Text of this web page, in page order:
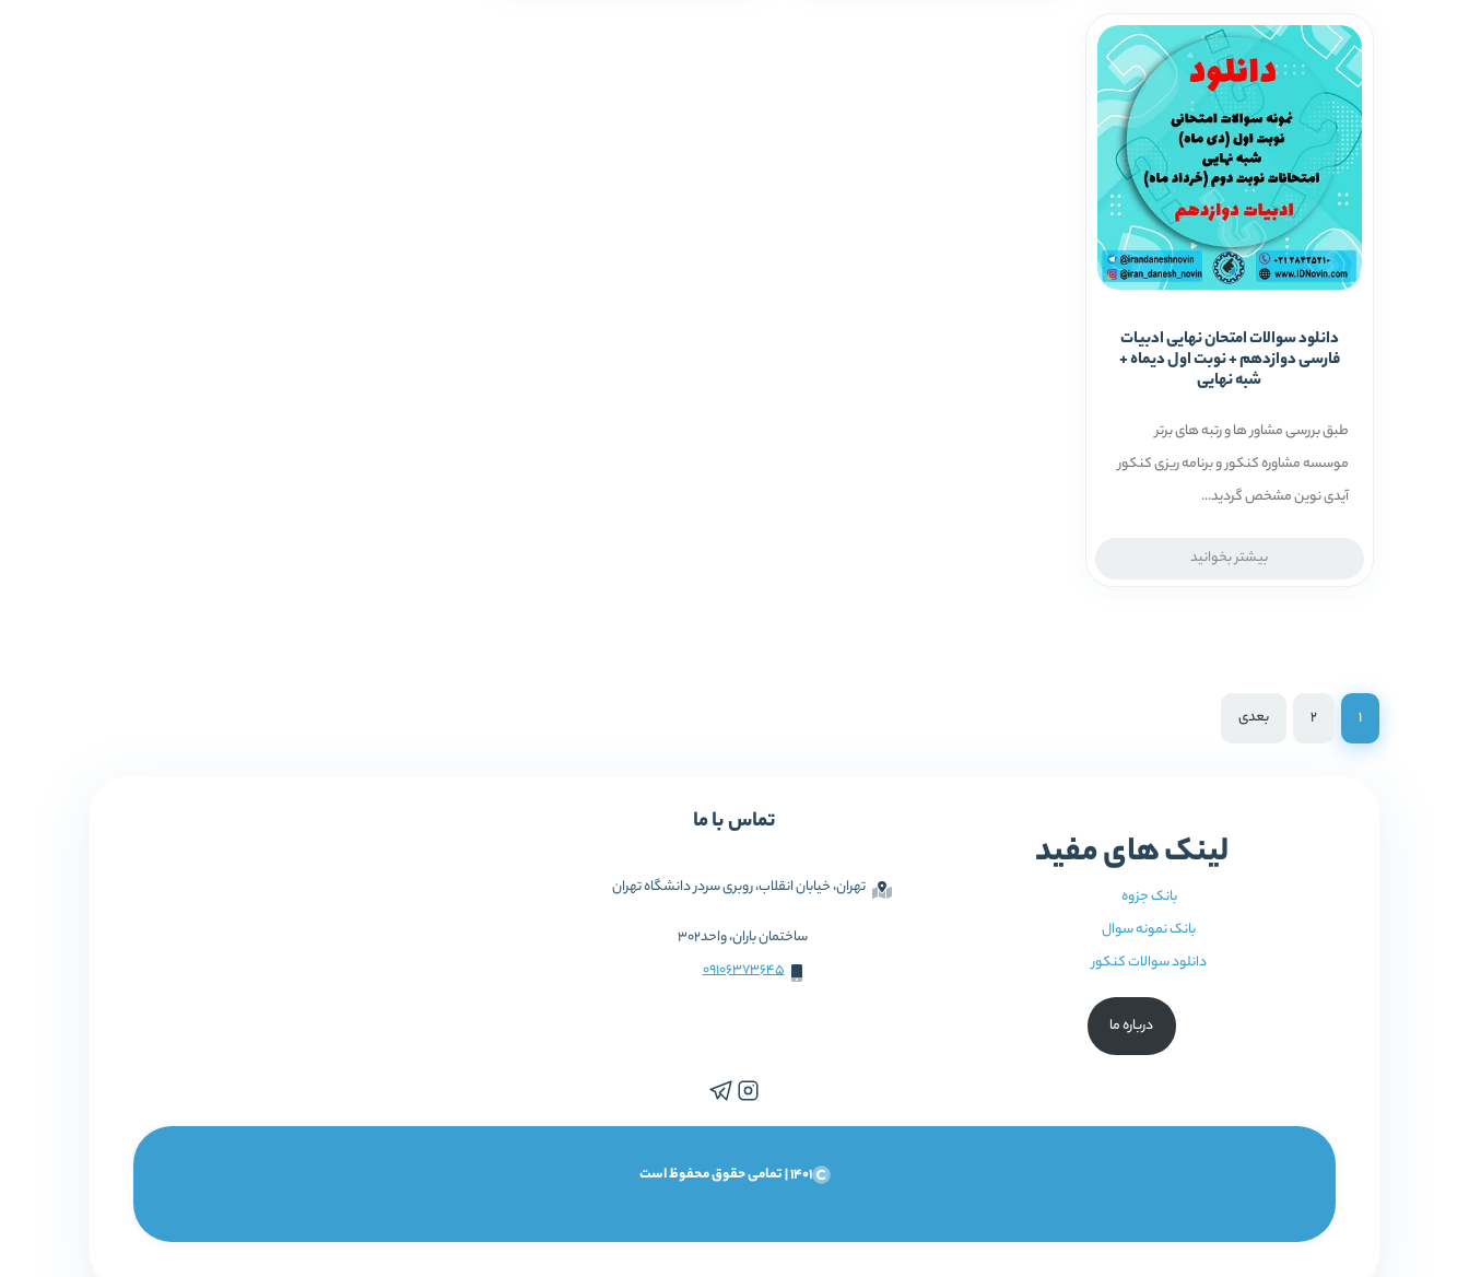
دانلود سوالات امتحان نهایی ادبیات
فارسی دوازدهم + نوبت اول دیماه +
شبه نهایی
طبق بررسی مشاور ها و رتبه ­های برتر
موسسه مشاوره کنکور و برنامه ریزی کنکور
آیدی نوین مشخص گردید...
بیشتر بخوانید
1
2 بعدی
لینک های مفید
بانک جزوه
بانک نمونه سوال
دانلود سوالات کنکور
درباره ما
تماس با ما
تهران، خیابان انقلاب، روبری سردر دانشگاه تهران
ساختمان باران، واحد302
09106373645
1401 | تمامی حقوق محفوظ است